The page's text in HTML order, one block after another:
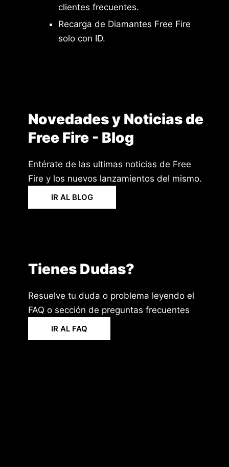
clientes frecuentes.
Recarga de Diamantes Free Fire
solo con ID.
Novedades y Noticias de
Free Fire - Blog
Entérate de las ultimas noticias de Free
Fire y los nuevos lanzamientos del mismo.
IR AL BLOG
Tienes Dudas?
Resuelve tu duda o problema leyendo el
FAQ o sección de preguntas frecuentes
IR AL FAQ